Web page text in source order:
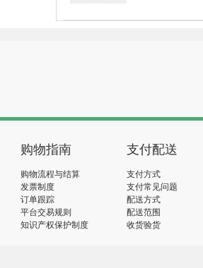
购物指南
购物流程与结算
发票制度
订单跟踪
平台交易规则
知识产权保护制度
支付配送
支付方式
支付常见问题
配送方式
配送范围
收货验货